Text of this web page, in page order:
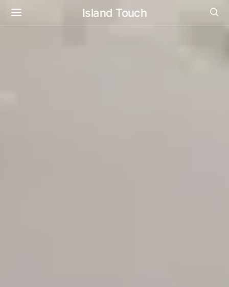
Island Touch